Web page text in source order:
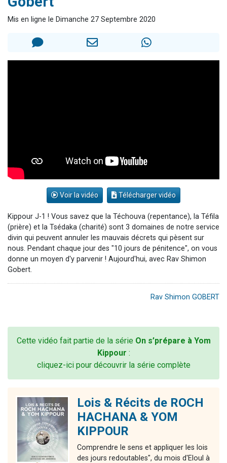
Mis en ligne le Dimanche 27 Septembre 2020
Voir la vidéo Télécharger vidéo
Kippour J-1 ! Vous savez que la Téchouva (repentance), la Téfila
(prière) et la Tsédaka (charité) sont 3 domaines de notre service
divin qui peuvent annuler les mauvais décrets qui pèsent sur
nous. Pendant chaque jour des "10 jours de pénitence", on vous
donne un moyen d'y parvenir ! Aujourd'hui, avec Rav Shimon
Gobert.
Rav Shimon GOBERT
Cette vidéo fait partie de la série On s’prépare à Yom
Kippour :
cliquez-ici pour découvrir la série complète
Lois & Récits de ROCH
HACHANA & YOM
KIPPOUR
Comprendre le sens et appliquer les lois
des jours redoutables", du mois d'Eloul à